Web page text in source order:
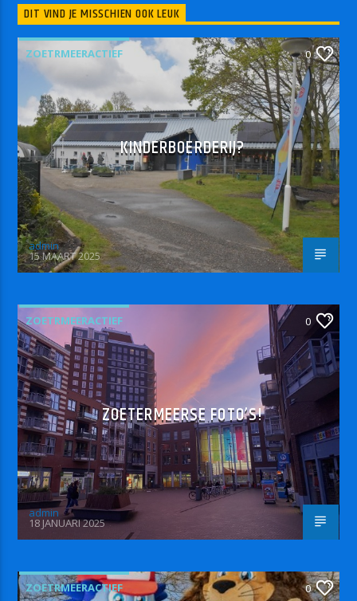
DIT VIND JE MISSCHIEN OOK LEUK
ZOETRMEERACTIEF 0
KINDERBOERDERIJ?
admin
15 MAART 2025
ZOETRMEERACTIEF 0
ZOETERMEERSE FOTO’S!
admin
18 JANUARI 2025
ZOETRMEERACTIEF 0